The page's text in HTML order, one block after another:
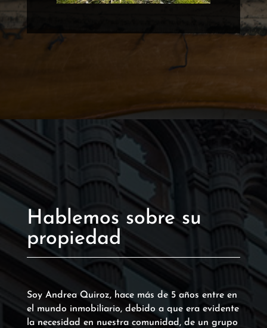
Hablemos sobre su
propiedad
Soy Andrea Quiroz, hace más de 5 años entre en
el mundo inmobiliario, debido a que era evidente
la necesidad en nuestra comunidad, de un grupo